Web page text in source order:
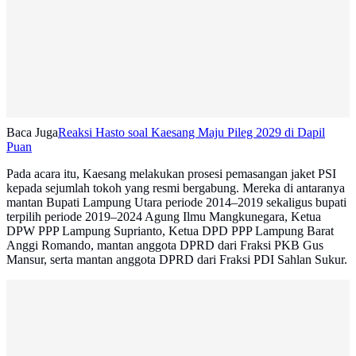
Baca JugaReaksi Hasto soal Kaesang Maju Pileg 2029 di Dapil
Puan
Pada acara itu, Kaesang melakukan prosesi pemasangan jaket PSI
kepada sejumlah tokoh yang resmi bergabung. Mereka di antaranya
mantan Bupati Lampung Utara periode 2014–2019 sekaligus bupati
terpilih periode 2019–2024 Agung Ilmu Mangkunegara, Ketua
DPW PPP Lampung Suprianto, Ketua DPD PPP Lampung Barat
Anggi Romando, mantan anggota DPRD dari Fraksi PKB Gus
Mansur, serta mantan anggota DPRD dari Fraksi PDI Sahlan Sukur.